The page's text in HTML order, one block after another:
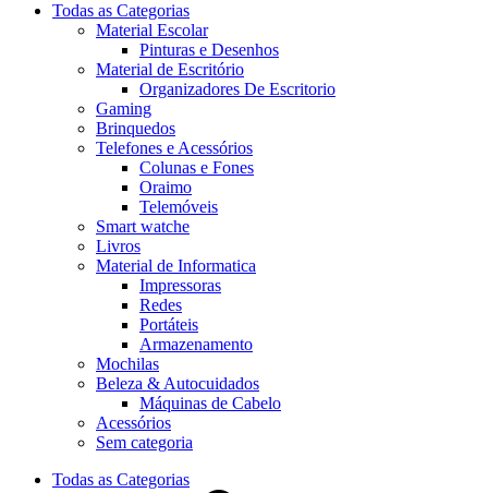
Todas as Categorias
Material Escolar
Pinturas e Desenhos
Material de Escritório
Organizadores De Escritorio
Gaming
Brinquedos
Telefones e Acessórios
Colunas e Fones
Oraimo
Telemóveis
Smart watche
Livros
Material de Informatica
Impressoras
Redes
Portáteis
Armazenamento
Mochilas
Beleza & Autocuidados
Máquinas de Cabelo
Acessórios
Sem categoria
Todas as Categorias